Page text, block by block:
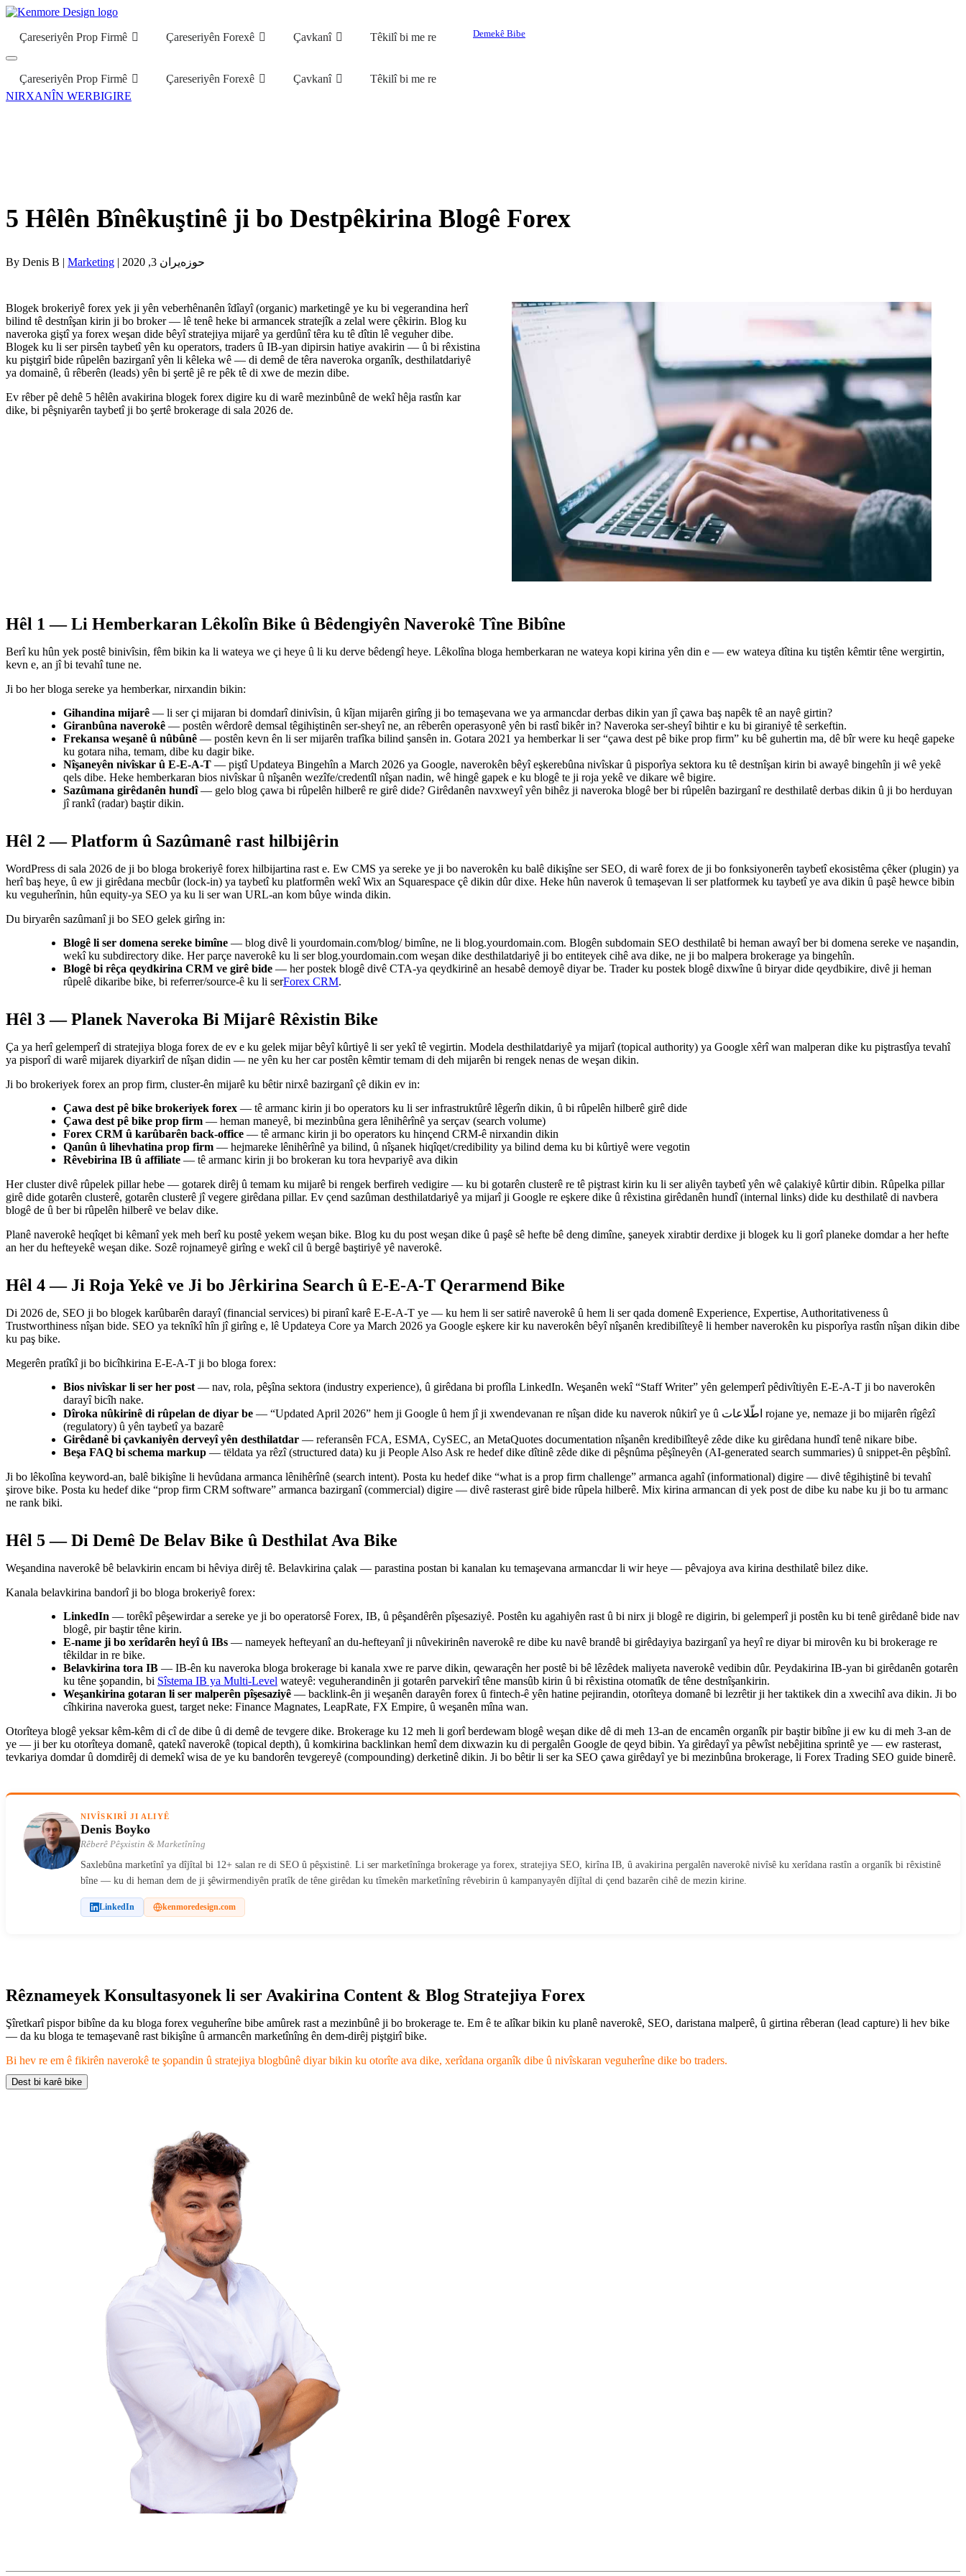
Çareseriyên Prop Firmê Çareseriyên Forexê Çavkanî Têkilî bi me re Demekê Bibe
Çareseriyên Prop Firmê Çareseriyên Forexê Çavkanî
Têkilî bi me re
NIRXANÎN WERBIGIRE
5 Hêlên Bînêkuştinê ji bo Destpêkirina Blogê Forex
By Denis B | Marketing | حوزه‌یران 3, 2020
Blogek brokeriyê forex yek ji yên veberhênanên îdîayî (organic) marketingê ye ku bi vegerandina herî
bilind tê destnîşan kirin ji bo broker — lê tenê heke bi armancek stratejîk a zelal were çêkirin. Blog ku
naveroka giştî ya forex weşan dide bêyî stratejiya mijarê ya gerdûnî têra ku tê dîtin lê veguher dibe.
Blogek ku li ser pirsên taybetî yên ku operators, traders û IB-yan dipirsin hatiye avakirin — û bi rêxistina
ku piştgirî bide rûpelên bazirganî yên li kêleka wê — di demê de têra naveroka organîk, desthilatdariyê
ya domainê, û rêberên (leads) yên bi şertê jê re pêk tê di xwe de mezin dibe.
Ev rêber pê dehê 5 hêlên avakirina blogek forex digire ku di warê mezinbûnê de wekî hêja rastîn kar
dike, bi pêşniyarên taybetî ji bo şertê brokerage di sala 2026 de.
Hêl 1 — Li Hemberkaran Lêkolîn Bike û Bêdengiyên Naverokê Tîne Bibîne
Berî ku hûn yek postê binivîsin, fêm bikin ka li wateya we çi heye û li ku derve bêdengî heye. Lêkolîna bloga hemberkaran ne wateya kopi kirina yên din e — ew wateya dîtina ku tiştên kêmtir têne wergirtin,
kevn e, an jî bi tevahî tune ne.
Ji bo her bloga sereke ya hemberkar, nirxandin bikin:
Gihandina mijarê — li ser çi mijaran bi domdarî dinivîsin, û kîjan mijarên girîng ji bo temaşevana we ya armancdar derbas dikin yan jî çawa baş napêk tê an nayê girtin?
Giranbûna naverokê — postên wêrdorê demsal têgihiştinên ser-sheyî ne, an rêberên operasyonê yên bi rastî bikêr in? Naveroka ser-sheyî bihtir e ku bi giraniyê tê serkeftin.
Frekansa weşanê û nûbûnê — postên kevn ên li ser mijarên trafîka bilind şansên in. Gotara 2021 ya hemberkar li ser “çawa dest pê bike prop firm” ku bê guhertin ma, dê bîr were ku heqê gapeke
ku gotara niha, temam, dibe ku dagir bike.
Nîşaneyên nivîskar û E-E-A-T — piştî Updateya Bingehîn a March 2026 ya Google, naverokên bêyî eşkerebûna nivîskar û pisporîya sektora ku tê destnîşan kirin bi awayê bingehîn ji wê yekê
qels dibe. Heke hemberkaran bios nivîskar û nîşanên wezîfe/credentîl nîşan nadin, wê hingê gapek e ku blogê te ji roja yekê ve dikare wê bigire.
Sazûmana girêdanên hundî— gelo blog çawa bi rûpelên hilberê re girê dide? Girêdanên navxweyî yên bihêz ji naveroka blogê ber bi rûpelên bazirganî re desthilatê derbas dikin û ji bo herduyan
jî rankî (radar) baştir dikin.
Hêl 2 — Platform û Sazûmanê rast hilbijêrin
WordPress di sala 2026 de ji bo bloga brokeriyê forex hilbijartina rast e. Ew CMS ya sereke ye ji bo naverokên ku balê dikişîne ser SEO, di warê forex de ji bo fonksiyonerên taybetî ekosistêma çêker (plugin) ya
herî baş heye, û ew ji girêdana mecbûr (lock-in) ya taybetî ku platformên wekî Wix an Squarespace çê dikin dûr dixe. Heke hûn naverok û temaşevan li ser platformek ku taybetî ye ava dikin û paşê hewce bibin
ku veguherînin, hûn equity-ya SEO ya ku li ser wan URL-an kom bûye winda dikin.
Du biryarên sazûmanî ji bo SEO gelek girîng in:
Blogê li ser domena sereke bimîne — blog divê li yourdomain.com/blog/ bimîne, ne li blog.yourdomain.com. Blogên subdomain SEO desthilatê bi heman awayî ber bi domena sereke ve naşandin,
wekî ku subdirectory dike. Her parçe naverokê ku li ser blog.yourdomain.com weşan dike desthilatdariyê ji bo entiteyek cihê ava dike, ne ji bo malpera brokerage ya bingehîn.
Blogê bi rêça qeydkirina CRM ve girê bide — her postek blogê divê CTA-ya qeydkirinê an hesabê demoyê diyar be. Trader ku postek blogê dixwîne û biryar dide qeydbikire, divê ji heman
rûpelê dikaribe bike, bi referrer/source-ê ku li serForex CRM.
Hêl 3 — Planek Naveroka Bi Mijarê Rêxistin Bike
Ça ya herî gelemperî di stratejiya bloga forex de ev e ku gelek mijar bêyî kûrtiyê li ser yekî tê vegirtin. Modela desthilatdariyê ya mijarî (topical authority) ya Google xêrî wan malperan dike ku piştrastîya tevahî
ya pisporî di warê mijarek diyarkirî de nîşan didin — ne yên ku her car postên kêmtir temam di deh mijarên bi rengek nenas de weşan dikin.
Ji bo brokeriyek forex an prop firm, cluster-ên mijarê ku bêtir nirxê bazirganî çê dikin ev in:
Çawa dest pê bike brokeriyek forex — tê armanc kirin ji bo operators ku li ser infrastruktûrê lêgerîn dikin, û bi rûpelên hilberê girê dide
Çawa dest pê bike prop firm — heman maneyê, bi mezinbûna gera lênihêrînê ya serçav (search volume)
Forex CRM û karûbarên back-office — tê armanc kirin ji bo operators ku hinçend CRM-ê nirxandin dikin
Qanûn û lihevhatina prop firm — hejmareke lênihêrînê ya bilind, û nîşanek hiqîqet/credibility ya bilind dema ku bi kûrtiyê were vegotin
Rêvebirina IB û affiliate — tê armanc kirin ji bo brokeran ku tora hevpariyê ava dikin
Her cluster divê rûpelek pillar hebe — gotarek dirêj û temam ku mijarê bi rengek berfireh vedigire — ku bi gotarên clusterê re tê piştrast kirin ku li ser aliyên taybetî yên wê çalakiyê kûrtir dibin. Rûpelka pillar
girê dide gotarên clusterê, gotarên clusterê jî vegere girêdana pillar. Ev çend sazûman desthilatdariyê ya mijarî ji Google re eşkere dike û rêxistina girêdanên hundî (internal links) dide ku desthilatê di navbera
blogê de û ber bi rûpelên hilberê ve belav dike.
Planê naverokê heqîqet bi kêmanî yek meh berî ku postê yekem weşan bike. Blog ku du post weşan dike û paşê sê hefte bê deng dimîne, şaneyek xirabtir derdixe ji blogek ku li gorî planeke domdar a her hefte
an her du hefteyekê weşan dike. Sozê rojnameyê girîng e wekî cil û bergê baştiriyê yê naverokê.
Hêl 4 — Ji Roja Yekê ve Ji bo Jêrkirina Search û E-E-A-T Qerarmend Bike
Di 2026 de, SEO ji bo blogek karûbarên darayî (financial services) bi piranî karê E-E-A-T ye — ku hem li ser satirê naverokê û hem li ser qada domenê Experience, Expertise, Authoritativeness û
Trustworthiness nîşan bide. SEO ya teknîkî hîn jî girîng e, lê Updateya Core ya March 2026 ya Google eşkere kir ku naverokên bêyî nîşanên kredibilîteyê li hember naverokên ku pisporîya rastîn nîşan dikin dibe
ku paş bike.
Megerên pratîkî ji bo bicîhkirina E-E-A-T ji bo bloga forex:
Bios nivîskar li ser her post — nav, rola, pêşîna sektora (industry experience), û girêdana bi profîla LinkedIn. Weşanên wekî “Staff Writer” yên gelemperî pêdivîtiyên E-E-A-T ji bo naverokên
darayî bicîh nake.
Dîroka nûkirinê di rûpelan de diyar be — “Updated April 2026” hem ji Google û hem jî ji xwendevanan re nîşan dide ku naverok nûkirî ye û اطّلاعات rojane ye, nemaze ji bo mijarên rîgêzî
(regulatory) û yên taybetî ya bazarê
Girêdanê bi çavkaniyên derveyî yên desthilatdar — referansên FCA, ESMA, CySEC, an MetaQuotes documentation nîşanên kredibilîteyê zêde dike ku girêdana hundî tenê nikare bibe.
Beşa FAQ bi schema markup — tëldata ya rêzî (structured data) ku ji People Also Ask re hedef dike dîtinê zêde dike di pêşnûma pêşîneyên (AI-generated search summaries) û snippet-ên pêşbînî.
Ji bo lêkolîna keyword-an, balê bikişîne li hevûdana armanca lênihêrînê (search intent). Posta ku hedef dike “what is a prop firm challenge” armanca agahî (informational) digire — divê têgihiştinê bi tevahî
şirove bike. Posta ku hedef dike “prop firm CRM software” armanca bazirganî (commercial) digire — divê rasterast girê bide rûpela hilberê. Mix kirina armancan di yek post de dibe ku nabe ku ji bo tu armanc
ne rank biki.
Hêl 5 — Di Demê De Belav Bike û Desthilat Ava Bike
Weşandina naverokê bê belavkirin encam bi hêviya dirêj tê. Belavkirina çalak — parastina postan bi kanalan ku temaşevana armancdar li wir heye — pêvajoya ava kirina desthilatê bilez dike.
Kanala belavkirina bandorî ji bo bloga brokeriyê forex:
LinkedIn — torêkî pêşewirdar a sereke ye ji bo operatorsê Forex, IB, û pêşandêrên pîşesaziyê. Postên ku agahiyên rast û bi nirx ji blogê re digirin, bi gelemperî ji postên ku bi tenê girêdanê bide nav
blogê, pir baştir têne kirin.
E-name ji bo xerîdarên heyî û IBs — nameyek hefteyanî an du-hefteyanî ji nûvekirinên naverokê re dibe ku navê brandê bi girêdayiya bazirganî ya heyî re diyar bi mirovên ku bi brokerage re
têkildar in re bike.
Belavkirina tora IB — IB-ên ku naveroka bloga brokerage bi kanala xwe re parve dikin, qewaraçên her postê bi bê lêzêdek maliyeta naverokê vedibin dûr. Peydakirina IB-yan bi girêdanên gotarên
ku têne şopandin, bi Sîstema IB ya Multi-Level wateyê: veguherandinên ji gotarên parvekirî têne mansûb kirin û bi rêxistina otomatîk de têne destnîşankirin.
Weşankirina gotaran li ser malperên pîşesaziyê — backlink-ên ji weşanên darayên forex û fintech-ê yên hatine pejirandin, otorîteya domanê bi lezrêtir ji her taktikek din a xwecihî ava dikin. Ji bo
cîhkirina naveroka guest, target neke: Finance Magnates, LeapRate, FX Empire, û weşanên mîna wan.
Otorîteya blogê yeksar kêm-kêm di cî de dibe û di demê de tevgere dike. Brokerage ku 12 meh li gorî berdewam blogê weşan dike dê di meh 13-an de encamên organîk pir baştir bibîne ji ew ku di meh 3-an de
ye — ji ber ku otorîteya domanê, qatekî naverokê (topical depth), û komkirina backlinkan hemî dem dixwazin ku di pergalên Google de qeyd bibin. Ya girêdayî ya pêwîst nebêjitina sprintê ye — ew rasterast,
tevkariya domdar û domdirêj di demekî wisa de ye ku bandorên tevgereyê (compounding) derketinê dikin. Ji bo bêtir li ser ka SEO çawa girêdayî ye bi mezinbûna brokerage, li Forex Trading SEO guide binerê.
NIVÎSKIRÎ JI ALIYÊ
Denis Boyko
Rêberê Pêşxistin & Marketînîng
Saxlebûna marketînî ya dîjîtal bi 12+ salan re di SEO û pêşxistinê. Li ser marketînînga brokerage ya forex, stratejiya SEO, kirîna IB, û avakirina pergalên naverokê nivîsê ku xerîdana rastîn a organîk bi rêxistinê
bîne — ku di heman dem de ji şêwirmendiyên pratîk de têne girêdan ku tîmekên marketînîng rêvebirin û kampanyayên dîjîtal di çend bazarên cihê de mezin kirine.
LinkedIn kenmoredesign.com
Rêznameyek Konsultasyonek li ser Avakirina Content & Blog Stratejiya Forex
Şîretkarî pispor bibîne da ku bloga forex veguherîne bibe amûrek rast a mezinbûnê ji bo brokerage te. Em ê te alîkar bikin ku planê naverokê, SEO, daristana malperê, û girtina rêberan (lead capture) li hev bike
— da ku bloga te temaşevanê rast bikişîne û armancên marketînîng ên dem-dirêj piştgirî bike.
Bi hev re em ê fikirên naverokê te şopandin û stratejiya blogbûnê diyar bikin ku otorîte ava dike, xerîdana organîk dibe û nivîskaran veguherîne dike bo traders.
Dest bi karê bike